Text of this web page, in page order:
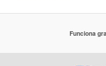
Funciona